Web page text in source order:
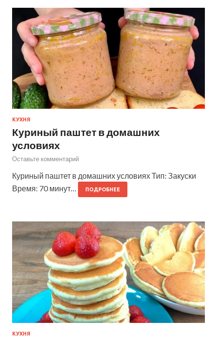
КУХНЯ
Куриный паштет в домашних
условиях
Оставьте комментарий
Куриный паштет в домашних условиях Тип: Закуски
Время: 70 минут…
ПОДРОБНЕЕ
КУХНЯ